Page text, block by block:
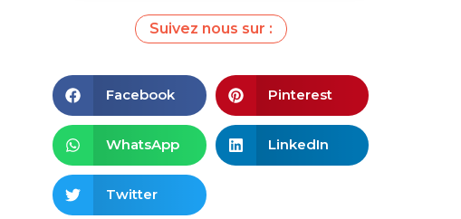
Suivez nous sur :
Facebook Pinterest
WhatsApp LinkedIn
Twitter